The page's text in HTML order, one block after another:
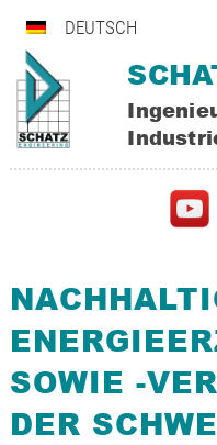
DEUTSCH
SOWIE -
DER